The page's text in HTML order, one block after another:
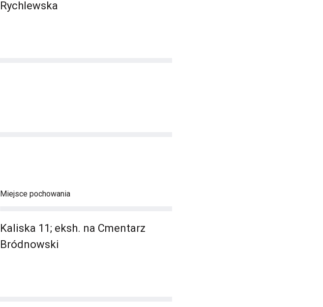
Rychlewska
Miejsce pochowania
Kaliska 11; eksh. na Cmentarz
Bródnowski